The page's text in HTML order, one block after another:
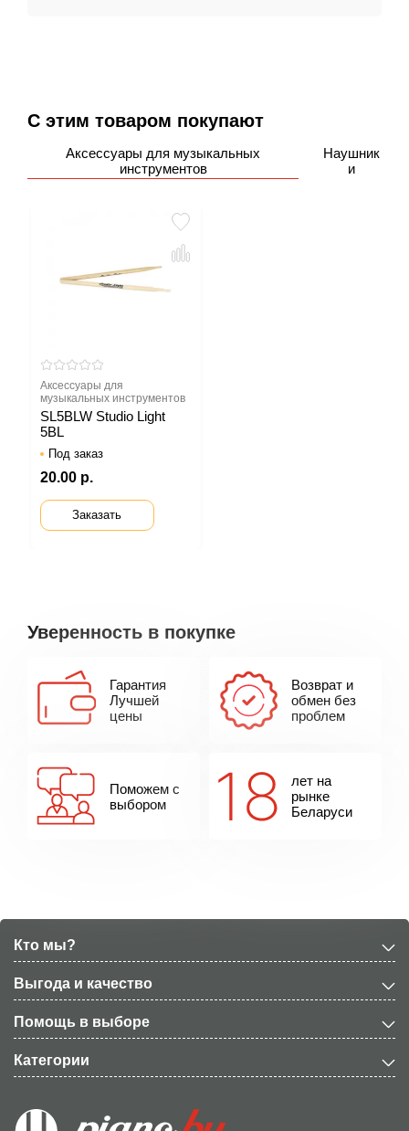
С этим товаром покупают
Аксессуары для музыкальных
инструментов
Наушник
и
Аксессуары для
музыкальных инструментов
SL5BLW Studio Light
5BL
Под заказ
20.00 р.
Заказать
Уверенность в покупке
Гарантия
Лучшей
цены
Возврат и
обмен без
проблем
Поможем с
выбором
лет на
рынке
Беларуси
Кто мы?
Выгода и качество
Помощь в выборе
Категории